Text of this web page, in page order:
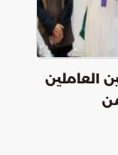
العاملين